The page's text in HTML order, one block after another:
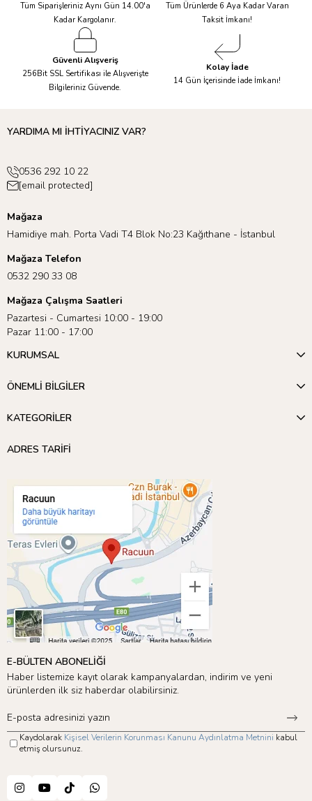
Tüm Siparişleriniz Aynı Gün 14.00'a
Kadar Kargolanır.
Tüm Ürünlerde 6 Aya Kadar Varan
Taksit İmkanı!
Güvenli Alışveriş
256Bit SSL Sertifikası ile Alışverişte
Bilgileriniz Güvende.
Kolay İade
14 Gün İçerisinde İade İmkanı!
YARDIMA MI İHTİYACINIZ VAR?
0536 292 10 22
[email protected]
Mağaza
Hamidiye mah. Porta Vadi T4 Blok No:23 Kağıthane - İstanbul
Mağaza Telefon
0532 290 33 08
Mağaza Çalışma Saatleri
Pazartesi - Cumartesi 10:00 - 19:00
Pazar 11:00 - 17:00
KURUMSAL
ÖNEMLİ BİLGİLER
KATEGORİLER
ADRES TARİFİ
E-BÜLTEN ABONELİĞİ
Haber listemize kayıt olarak kampanyalardan, indirim ve yeni
ürünlerden ilk siz haberdar olabilirsiniz.
Kaydolarak Kişisel Verilerin Korunması Kanunu Aydınlatma Metnini kabul
etmiş olursunuz.